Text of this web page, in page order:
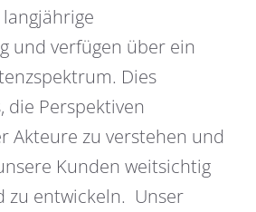
und verfügen über ein
Dies
die Perspektiven
Akteure zu verstehen und
Kunden weitsichtig
zu entwickeln. Unser